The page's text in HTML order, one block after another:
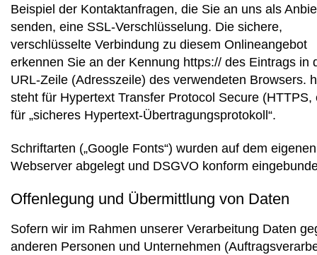
Beispiel der Kontaktanfragen, die Sie an uns als
senden, eine SSL-Verschlüsselung. Die sichere,
verschlüsselte Verbindung zu diesem Onlineangebot
erkennen Sie an der Kennung https:// des Eintrags in
URL-Zeile (Adresszeile) des verwendeten Browsers.
steht für Hypertext Transfer Protocol Secure (HTTPS,
für „sicheres Hypertext-Übertragungsprotokoll“.
Schriftarten („Google Fonts“) wurden auf dem eigenen
Webserver abgelegt und DSGVO konform
Offenlegung und Übermittlung von Daten
Sofern wir im Rahmen unserer Verarbeitung Daten
anderen Personen und Unternehmen